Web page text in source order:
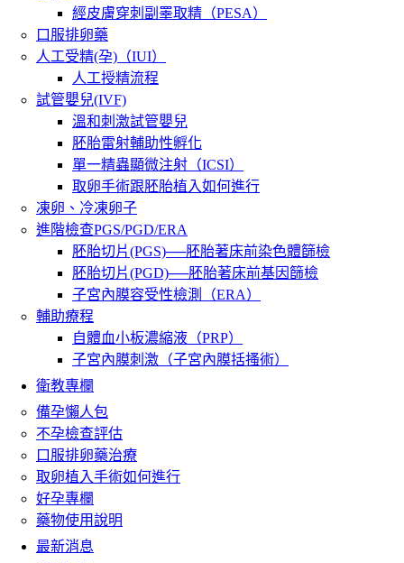
經皮膚穿刺副睪取精（PESA）
口服排卵藥
人工受精(孕)（IUI）
人工授精流程
試管嬰兒(IVF)
溫和刺激試管嬰兒
胚胎雷射輔助性孵化
單一精蟲顯微注射（ICSI）
取卵手術跟胚胎植入如何進行
凍卵、冷凍卵子
進階檢查PGS/PGD/ERA
胚胎切片(PGS)──胚胎著床前染色體篩檢
胚胎切片(PGD)──胚胎著床前基因篩檢
子宮內膜容受性檢測（ERA）
輔助療程
自體血小板濃縮液（PRP）
子宮內膜刺激（子宮內膜括搔術）
衛教專欄
備孕懶人包
不孕檢查評估
口服排卵藥治療
取卵植入手術如何進行
好孕專欄
藥物使用說明
最新消息